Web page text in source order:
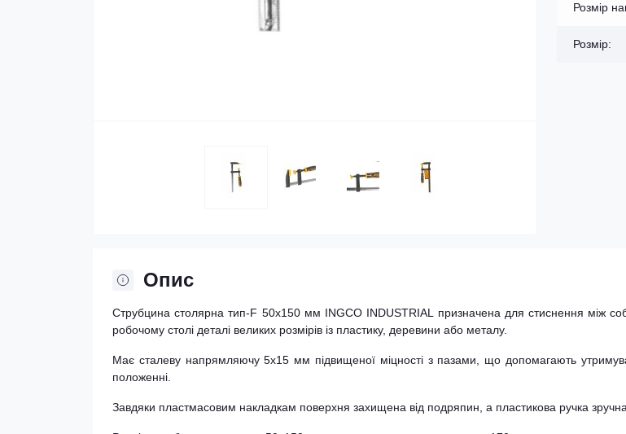
Розмір
Розмір:
Опис
Струбцина столярна тип-F 50х150 мм INGCO INDUSTRIAL призначена для стиснення між
робочому столі деталі великих розмірів із пластику, деревини або металу.
Має сталеву напрямляючу 5х15 мм підвищеної міцності з пазами, що допомагають
положенні.
Завдяки пластмасовим накладкам поверхня захищена від подряпин, а пластикова ручка зручна